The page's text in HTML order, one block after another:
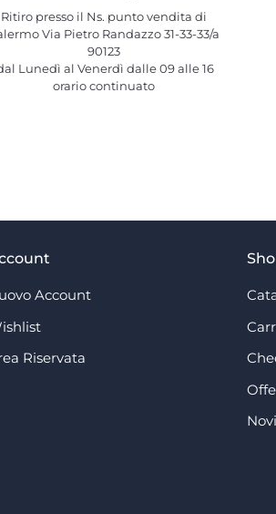
Ritiro presso il Ns. punto vendita di
Via Pietro Randazzo 31-33-33/a
90123
Lunedì al Venerdì dalle 09 alle 16
orario continuato
Account
Riservata